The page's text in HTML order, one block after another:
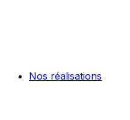
Nos réalisations